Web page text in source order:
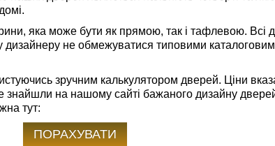
яка може бути як прямою, так і тафлевою. Всі
не обмежуватися типовими
зручним калькулятором дверей. Ціни
знайшли на нашому сайті бажаного дизайну
тут:
ПОРАХУВАТИ